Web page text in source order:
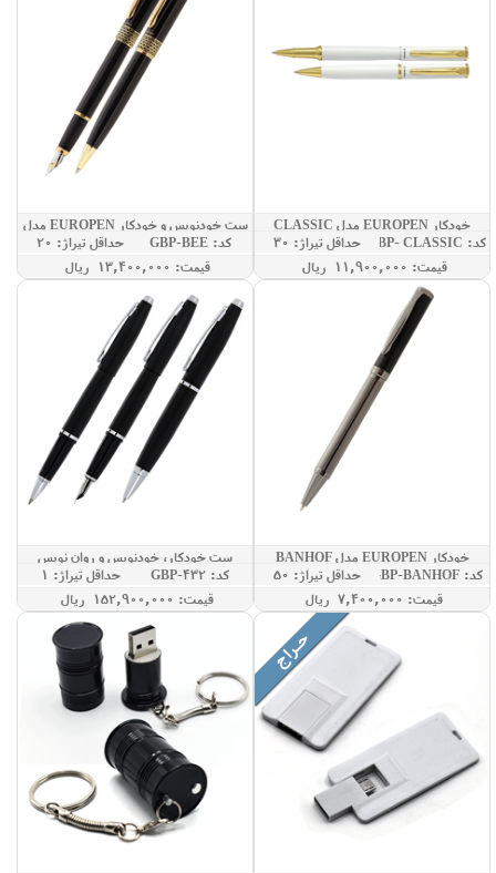
خودکار EUROPEN مدل CLASSIC
کد: GBP- CLASSIC
حداقل تيراژ: 30
قيمت: 11,900,000 ريال
ست خودنویس و خودکار EUROPEN مدل
BEE
کد: GBP-BEE
حداقل تيراژ: 20
قيمت: 13,400,000 ريال
خودکار EUROPEN مدل BANHOF
کد: GBP-BANHOF
حداقل تيراژ: 50
قيمت: 7,400,000 ريال
ست خودکار، خودنویس و روان نویس
CROSS مدل CALAIS
کد: GBP-432
حداقل تيراژ: 1
قيمت: 152,900,000 ريال